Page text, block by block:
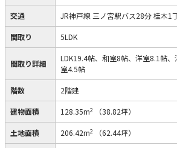
交通 JR神戸線 三ノ宮駅バス28分 桂木1
間取り 5LDK
間取り詳細
LDK19.4帖、和室8帖、洋室8.1帖
室4.5帖
階数 2階建
建物面積 128.35m2 （38.82坪）
土地面積 206.42m2 （62.44坪）